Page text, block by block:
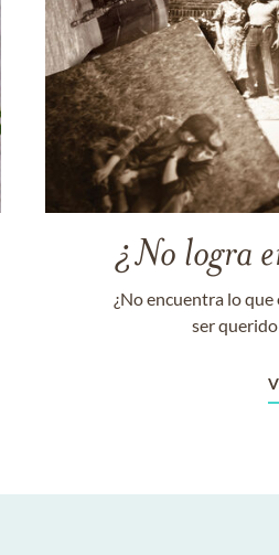
¿No logra
¿No encuentra lo
ser